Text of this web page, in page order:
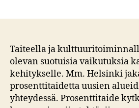
Taiteella ja
olevan suotuisia vaikutuksia
kehitykselle. Mm. Helsinki
prosenttitaidetta uusien
yhteydessä. Prosenttitaide